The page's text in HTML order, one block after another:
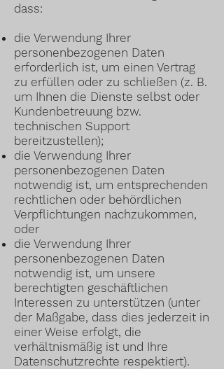
dass:
die Verwendung Ihrer
personenbezogenen Daten
erforderlich ist, um einen Vertrag
zu erfüllen oder zu schließen (z. B.
um Ihnen die Dienste selbst oder
Kundenbetreuung bzw.
technischen Support
bereitzustellen);
die Verwendung Ihrer
personenbezogenen Daten
notwendig ist, um entsprechenden
rechtlichen oder behördlichen
Verpflichtungen nachzukommen,
oder
die Verwendung Ihrer
personenbezogenen Daten
notwendig ist, um unsere
berechtigten geschäftlichen
Interessen zu unterstützen (unter
der Maßgabe, dass dies jederzeit in
einer Weise erfolgt, die
verhältnismäßig ist und Ihre
Datenschutzrechte respektiert).